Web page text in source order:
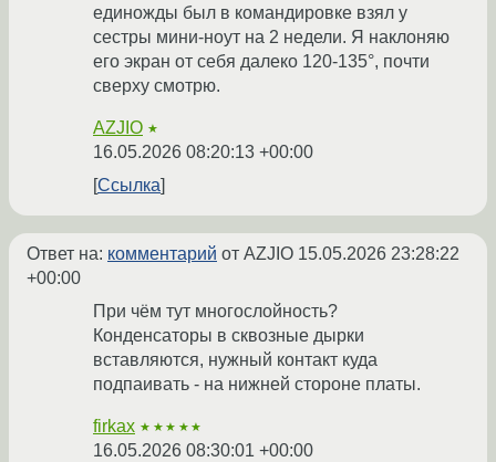
единожды был в командировке взял у
сестры мини-ноут на 2 недели. Я наклоняю
его экран от себя далеко 120-135°, почти
сверху смотрю.
AZJIO ★
16.05.2026 08:20:13 +00:00
Ссылка
Ответ на: комментарий от AZJIO 15.05.2026 23:28:22
+00:00
При чём тут многослойность?
Конденсаторы в сквозные дырки
вставляются, нужный контакт куда
подпаивать - на нижней стороне платы.
firkax ★★★★★
16.05.2026 08:30:01 +00:00